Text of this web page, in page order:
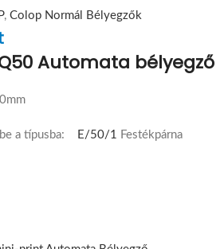
, Colop Normál Bélyegzők
Automata bélyegző
a típusba: E/50/1 Festékpárna